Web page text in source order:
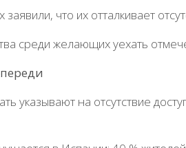
что их отталкивает
среди желающих уехать
указывают на отсутствие